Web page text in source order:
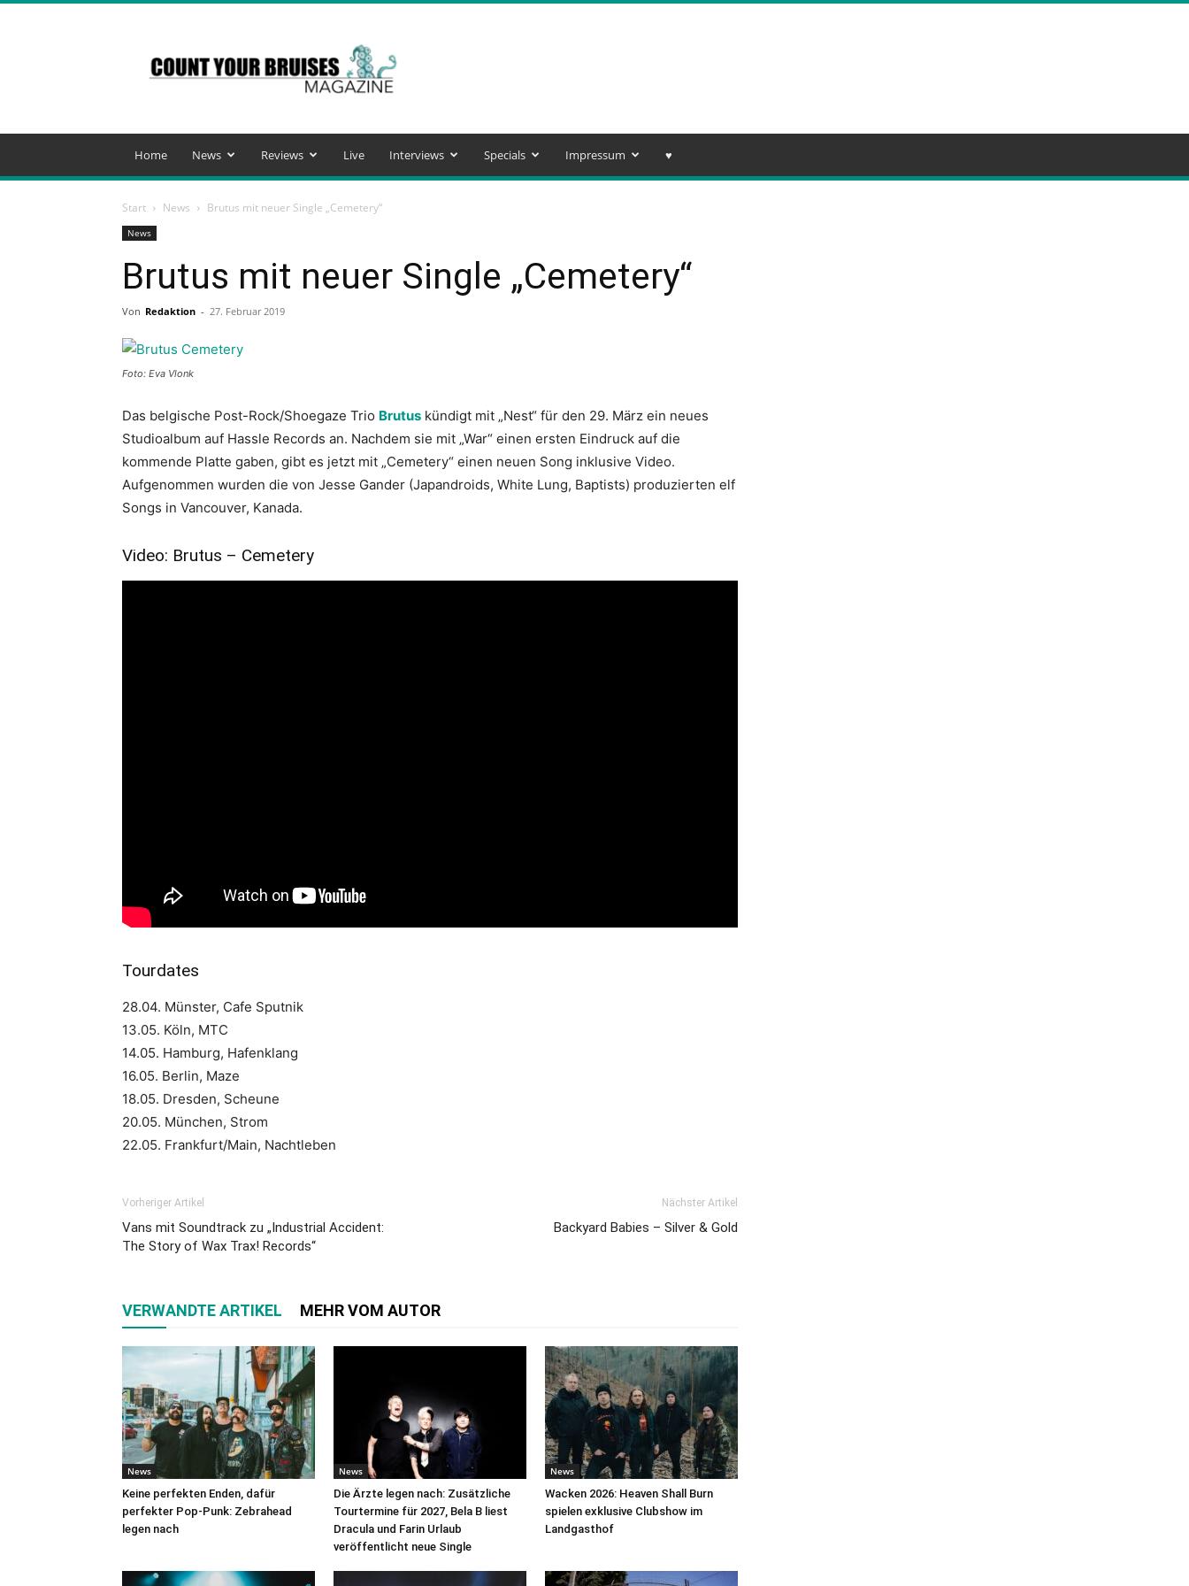
Your
Bruises
Magazine
Home News Reviews Live Interviews Specials Impressum ♥️
Start News Brutus mit neuer Single „Cemetery“
News
Brutus mit neuer Single „Cemetery“
Von Redaktion - 27. Februar 2019
Foto: Eva Vlonk
Das belgische Post-Rock/Shoegaze Trio Brutus kündigt mit „Nest“ für den 29. März ein neues
Studioalbum auf Hassle Records an. Nachdem sie mit „War“ einen ersten Eindruck auf die
kommende Platte gaben, gibt es jetzt mit „Cemetery“ einen neuen Song inklusive Video.
Aufgenommen wurden die von Jesse Gander (Japandroids, White Lung, Baptists) produzierten elf
Songs in Vancouver, Kanada.
Video: Brutus – Cemetery
Tourdates
28.04. Münster, Cafe Sputnik
13.05. Köln, MTC
14.05. Hamburg, Hafenklang
16.05. Berlin, Maze
18.05. Dresden, Scheune
20.05. München, Strom
22.05. Frankfurt/Main, Nachtleben
Vorheriger Artikel
Vans mit Soundtrack zu „Industrial Accident:
The Story of Wax Trax! Records“
Nächster Artikel
Backyard Babies – Silver & Gold
VERWANDTE ARTIKEL MEHR VOM AUTOR
News
Keine perfekten Enden, dafür
perfekter Pop-Punk: Zebrahead
legen nach
News
Die Ärzte legen nach: Zusätzliche
Tourtermine für 2027, Bela B liest
Dracula und Farin Urlaub
veröffentlicht neue Single
News
Wacken 2026: Heaven Shall Burn
spielen exklusive Clubshow im
Landgasthof